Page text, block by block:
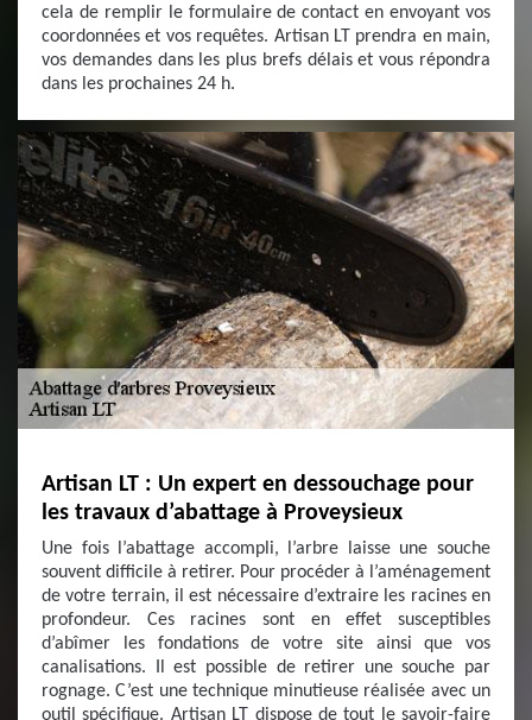
cela de remplir le formulaire de contact en envoyant vos
coordonnées et vos requêtes. Artisan LT prendra en main,
vos demandes dans les plus brefs délais et vous répondra
dans les prochaines 24 h.
Artisan LT : Un expert en dessouchage pour
les travaux d’abattage à Proveysieux
Une fois l’abattage accompli, l’arbre laisse une souche
souvent difficile à retirer. Pour procéder à l’aménagement
de votre terrain, il est nécessaire d’extraire les racines en
profondeur. Ces racines sont en effet susceptibles
d’abîmer les fondations de votre site ainsi que vos
canalisations. Il est possible de retirer une souche par
rognage. C’est une technique minutieuse réalisée avec un
outil spécifique. Artisan LT dispose de tout le savoir-faire